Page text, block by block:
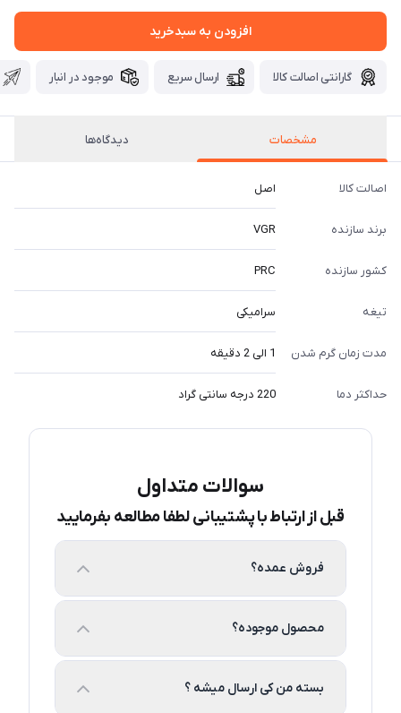
افزودن به سبدخرید
گارانتی اصالت کالا ارسال سریع موجود در انبار
مشخصات دیدگاه‌ها
اصالت کالا اصل
برند سازنده VGR
کشور سازنده PRC
تیغه سرامیکی
مدت زمان گرم شدن 1 الی 2 دقیقه
حداکثر دما 220 درجه سانتی گراد
سوالات متداول
قبل از ارتباط با پشتیبانی لطفا مطالعه بفرمایید
فروش عمده؟
محصول موجوده؟
بسته من کی ارسال میشه ؟